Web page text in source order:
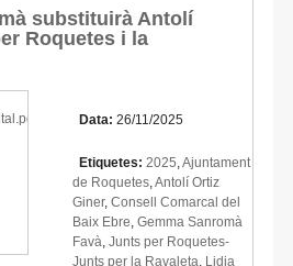
substituirà Antolí
Roquetes i la
Data: 26/11/2025
Etiquetes: 2025 Ajuntament
de Roquetes Antolí Ortiz
Giner, Consell Comarcal del
Baix Ebre Gemma Sanromà
Favà Junts per Roquetes-
Junts per la Ravaleta Lidia